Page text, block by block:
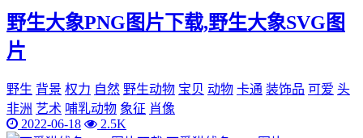
野生大象PNG图片下载,野生大象SVG图
片
野生 背景 权力 自然 野生动物 宝贝 动物 卡通 装饰品 可爱 头
非洲 艺术 哺乳动物 象征 肖像
2022-06-18
2.5K